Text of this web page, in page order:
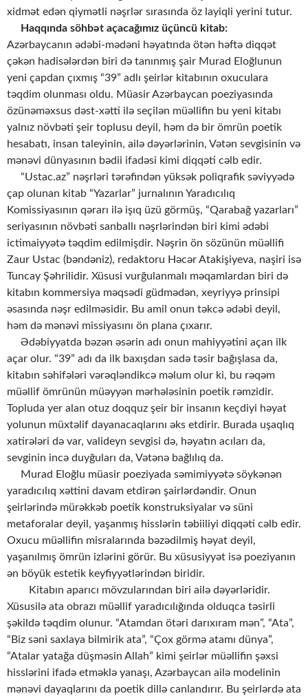
xidmət edən qiymətli nəşrlər sırasında öz layiqli yerini tutur.
Haqqında söhbət açacağımız üçüncü kitab:
Azərbaycanın ədəbi-mədəni həyatında ötən həftə diqqət
çəkən hadisələrdən biri də tanınmış şair Murad Eloğlunun
yeni çapdan çıxmış “39” adlı şeirlər kitabının oxuculara
təqdim olunması oldu. Müasir Azərbaycan poeziyasında
özünəməxsus dəst-xətti ilə seçilən müəllifin bu yeni kitabı
yalnız növbəti şeir toplusu deyil, həm də bir ömrün poetik
hesabatı, insan taleyinin, ailə dəyərlərinin, Vətən sevgisinin və
mənəvi dünyasının bədii ifadəsi kimi diqqəti cəlb edir.
“Ustac.az” nəşrləri tərəfindən yüksək poliqrafik səviyyədə
çap olunan kitab “Yazarlar” jurnalının Yaradıcılıq
Komissiyasının qərarı ilə işıq üzü görmüş, “Qarabağ yazarları”
seriyasının növbəti sanballı nəşrlərindən biri kimi ədəbi
ictimaiyyətə təqdim edilmişdir. Nəşrin ön sözünün müəllifi
Zaur Ustac (bəndəniz), redaktoru Həcər Atakişiyeva, naşiri isə
Tuncay Şəhrilidir. Xüsusi vurğulanmalı məqamlardan biri də
kitabın kommersiya məqsədi güdmədən, xeyriyyə prinsipi
əsasında nəşr edilməsidir. Bu amil onun təkcə ədəbi deyil,
həm də mənəvi missiyasını ön plana çıxarır.
Ədəbiyyatda bəzən əsərin adı onun mahiyyətini açan ilk
açar olur. “39” adı da ilk baxışdan sadə təsir bağışlasa da,
kitabın səhifələri vərəqləndikcə məlum olur ki, bu rəqəm
müəllif ömrünün müəyyən mərhələsinin poetik rəmzidir.
Topluda yer alan otuz doqquz şeir bir insanın keçdiyi həyat
yolunun müxtəlif dayanacaqlarını əks etdirir. Burada uşaqlıq
xatirələri də var, valideyn sevgisi də, həyatın acıları da,
sevginin incə duyğuları da, Vətənə bağlılıq da.
Murad Eloğlu müasir poeziyada səmimiyyətə söykənən
yaradıcılıq xəttini davam etdirən şairlərdəndir. Onun
şeirlərində mürəkkəb poetik konstruksiyalar və süni
metaforalar deyil, yaşanmış hisslərin təbiiliyi diqqəti cəlb edir.
Oxucu müəllifin misralarında bəzədilmiş həyat deyil,
yaşanılmış ömrün izlərini görür. Bu xüsusiyyət isə poeziyanın
ən böyük estetik keyfiyyətlərindən biridir.
Kitabın aparıcı mövzularından biri ailə dəyərləridir.
Xüsusilə ata obrazı müəllif yaradıcılığında olduqca təsirli
şəkildə təqdim olunur. “Atamdan ötəri darıxıram mən”, “Ata”,
“Biz səni saxlaya bilmirik ata”, “Çox görmə atamı dünya”,
“Atalar yatağa düşməsin Allah” kimi şeirlər müəllifin şəxsi
hisslərini ifadə etməklə yanaşı, Azərbaycan ailə modelinin
mənəvi dayaqlarını da poetik dillə canlandırır. Bu şeirlərdə ata